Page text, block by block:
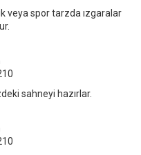
veya spor tarzda ızgaralar
sahneyi hazırlar.